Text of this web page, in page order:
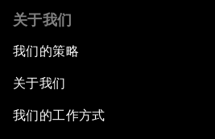
关于我们
我们的策略
关于我们
我们的工作方式